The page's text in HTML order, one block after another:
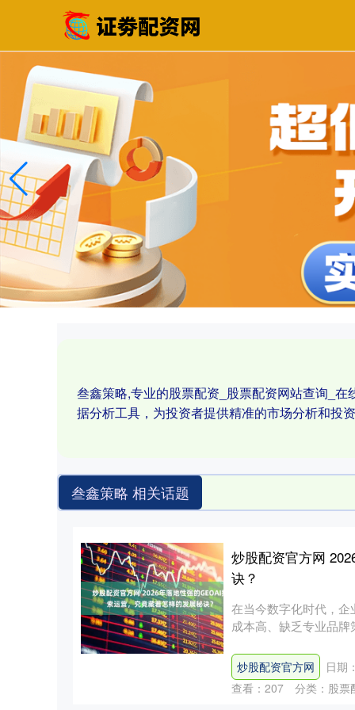
叁鑫策略,专业的股票配资_股票配资网站查询_
据分析工具，为投资者提供精准的市场分析和投
叁鑫策略 相关话题
炒股配资官方网
诀？
在当今数字化时代，
成本高、缺乏专业品
炒股配资官方网
日期
查看： 207 分类： 股票